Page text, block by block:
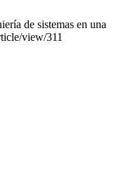
de sistemas en una
view/311